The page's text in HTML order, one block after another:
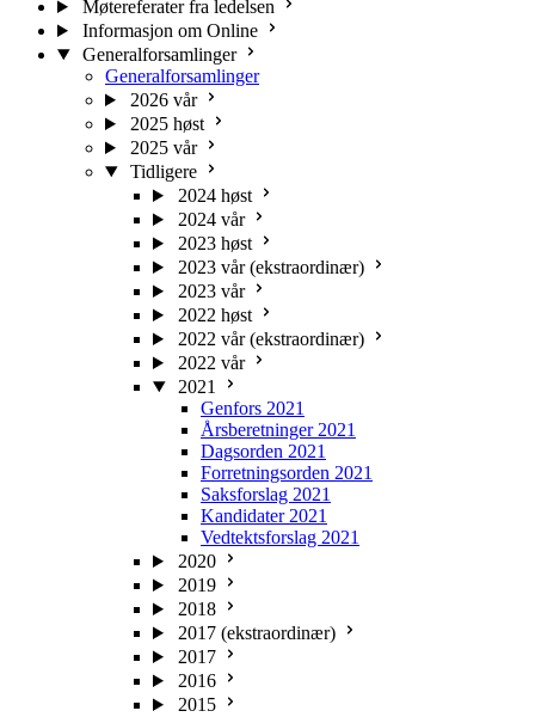
Møtereferater fra ledelsen
Informasjon om Online
Generalforsamlinger
Generalforsamlinger
2026 vår
2025 høst
2025 vår
Tidligere
2024 høst
2024 vår
2023 høst
2023 vår (ekstraordinær)
2023 vår
2022 høst
2022 vår (ekstraordinær)
2022 vår
2021
Genfors 2021
Årsberetninger 2021
Dagsorden 2021
Forretningsorden 2021
Saksforslag 2021
Kandidater 2021
Vedtektsforslag 2021
2020
2019
2018
2017 (ekstraordinær)
2017
2016
2015